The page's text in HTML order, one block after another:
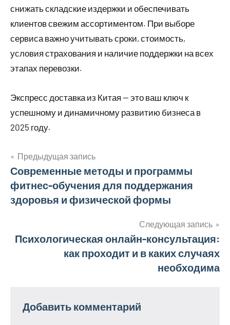
снижать складские издержки и обеспечивать
клиентов свежим ассортиментом. При выборе
сервиса важно учитывать сроки, стоимость,
условия страхования и наличие поддержки на всех
этапах перевозки.
Экспресс доставка из Китая — это ваш ключ к
успешному и динамичному развитию бизнеса в
2025 году.
Навигация
по
Предыдущая запись
Современные методы и программы
фитнес-обучения для поддержания
здоровья и физической формы
Следующая запись
Психологическая онлайн-консультация:
как проходит и в каких случаях
необходима
Добавить комментарий